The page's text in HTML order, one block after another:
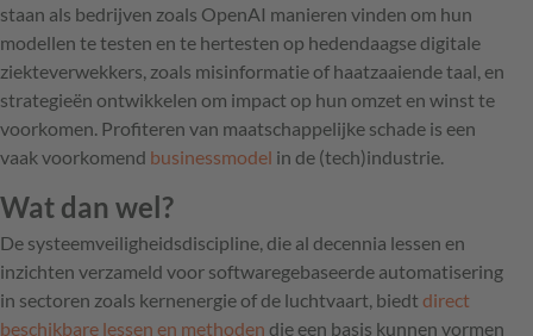
staan als bedrijven zoals OpenAI manieren vinden om hun
modellen te testen en te hertesten op hedendaagse digitale
ziekteverwekkers, zoals misinformatie of haatzaaiende taal, en
strategieën ontwikkelen om impact op hun omzet en winst te
voorkomen. Profiteren van maatschappelijke schade is een
vaak voorkomend businessmodel in de (tech)industrie.
Wat dan wel?
De systeemveiligheidsdiscipline, die al decennia lessen en
inzichten verzameld voor softwaregebaseerde automatisering
in sectoren zoals kernenergie of de luchtvaart, biedt direct
beschikbare lessen en methoden die een basis kunnen vormen